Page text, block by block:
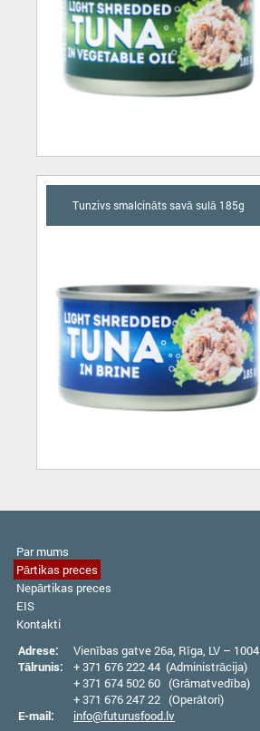
Tunzivs smalcināts savā sulā 185g
Par mums
Pārtikas preces
Nepārtikas preces
EIS
Kontakti
Adrese:
Vienības gatve 26а, Rīga, LV – 1004
Tālrunis:
+ 371 676 222 44 (Administrācija)
+ 371 674 502 60 (Grāmatvedība)
+ 371 676 247 22 (Operātori)
E-mail:
info@futurusfood.lv